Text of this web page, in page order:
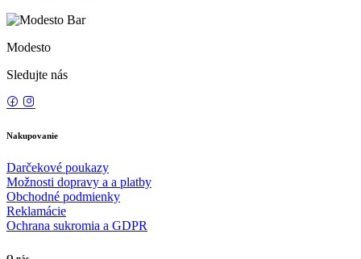
Modesto
Sledujte nás
Nakupovanie
Darčekové poukazy
Možnosti dopravy a a platby
Obchodné podmienky
Reklamácie
Ochrana sukromia a GDPR